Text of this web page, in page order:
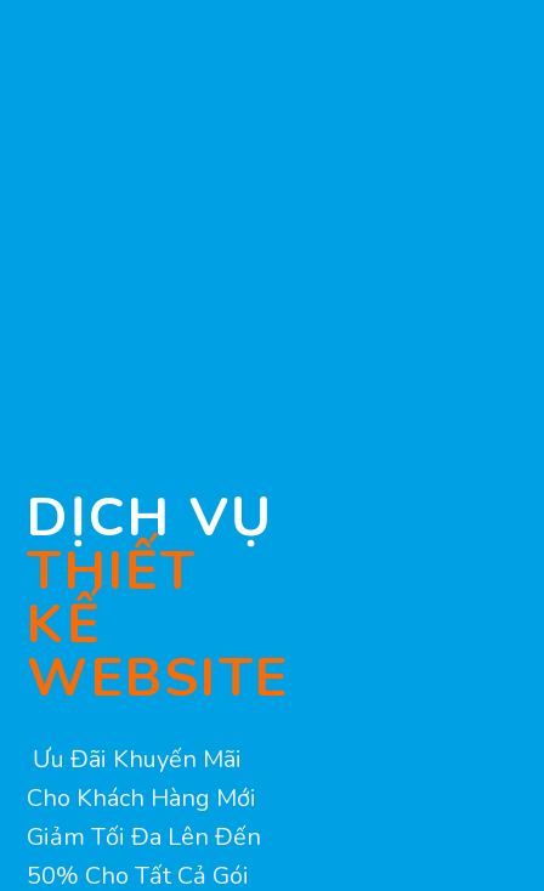
DỊCH VỤ
THIẾT
KẾ
WEBSITE
Ưu Đãi Khuyến Mãi
Cho Khách Hàng Mới
Giảm Tối Đa Lên Đến
50% Cho Tất Cả Gói